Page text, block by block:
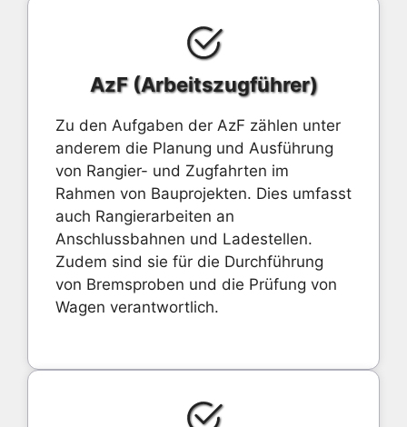
AzF (Arbeitszugführer)
Zu den Aufgaben der AzF zählen unter
anderem die Planung und Ausführung
von Rangier- und Zugfahrten im
Rahmen von Bauprojekten. Dies umfasst
auch Rangierarbeiten an
Anschlussbahnen und Ladestellen.
Zudem sind sie für die Durchführung
von Bremsproben und die Prüfung von
Wagen verantwortlich.